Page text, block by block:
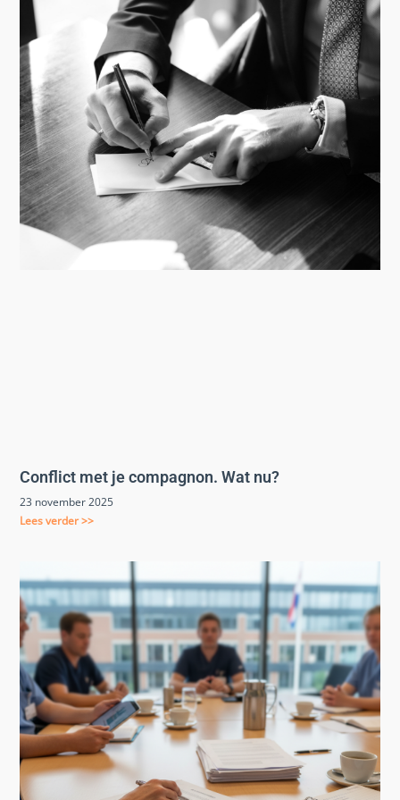
Conflict met je compagnon. Wat nu?
23 november 2025
Lees verder >>